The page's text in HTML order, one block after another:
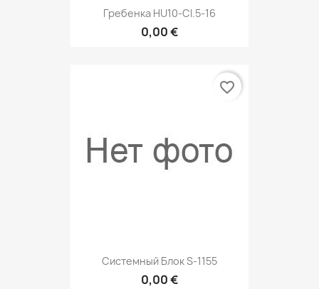
Гребенка HU10-CI.5-16
0,00 €
Системный Блок S-1155
0,00 €
favorite_border